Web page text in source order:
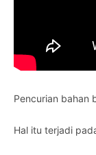
Pencurian bahan
Hal itu terjadi